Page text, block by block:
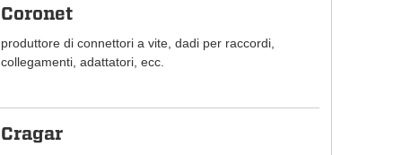
Coronet
produttore di connettori a vite, dadi per raccordi,
collegamenti, adattatori, ecc.
Cragar